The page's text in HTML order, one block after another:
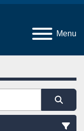
Menu